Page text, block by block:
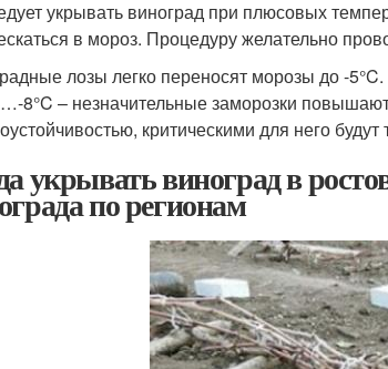
укрывать виноград при плюсовых
в мороз. Процедуру желательно
лозы легко переносят морозы до -
8°C – незначительные заморозки
критическими для него
укрывать виноград в
по регионам